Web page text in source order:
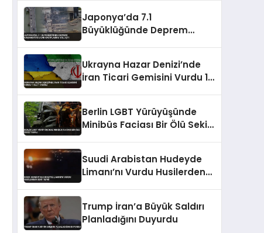
Japonya’da 7.1
Büyüklüğünde Deprem
Ukrayna Hazar Denizi’nde
İran Ticari Gemisini Vurdu 1
Berlin LGBT Yürüyüşünde
Minibüs Faciası Bir Ölü Sekiz
Suudi Arabistan Hudeyde
Limanı’nı Vurdu Husilerden
Trump İran’a Büyük Saldırı
Planladığını Duyurdu